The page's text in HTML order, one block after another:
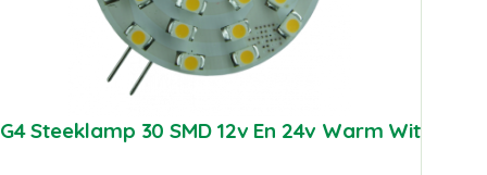
G4 Steeklamp 30 SMD 12v En 24v Warm Wit